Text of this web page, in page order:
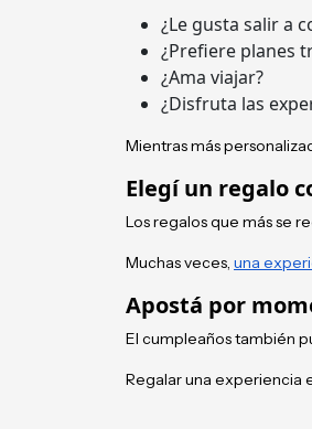
¿Le gusta salir a
¿Prefiere planes
¿Ama viajar?
¿Disfruta las
Mientras más
Elegí un regalo
Los regalos que más se
Muchas veces, una
Apostá por
El cumpleaños también
Regalar una experiencia